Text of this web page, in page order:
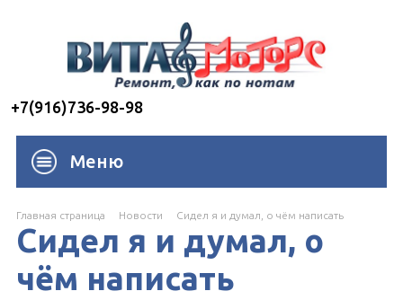
+7(916)736-98-98
Меню
Главная страница Новости Сидел я и думал, о чём написать
Сидел я и думал, о
чём написать